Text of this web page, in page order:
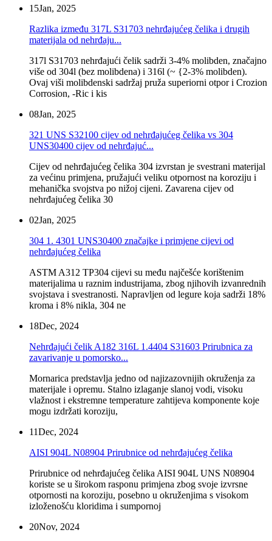
15Jan, 2025
Razlika između 317L S31703 nehrđajućeg čelika i drugih
materijala od nehrđaju...
317l S31703 nehrđajući čelik sadrži 3-4% molibden, značajno
više od 304l (bez molibdena) i 316l (~ {2-3% molibden).
Ovaj viši molibdenski sadržaj pruža superiorni otpor i Crozion
Corrosion, -Ric i kis
08Jan, 2025
321 UNS S32100 cijev od nehrđajućeg čelika vs 304
UNS30400 cijev od nehrđajuć...
Cijev od nehrđajućeg čelika 304 izvrstan je svestrani materijal
za većinu primjena, pružajući veliku otpornost na koroziju i
mehanička svojstva po nižoj cijeni. Zavarena cijev od
nehrđajućeg čelika 30
02Jan, 2025
304 1. 4301 UNS30400 značajke i primjene cijevi od
nehrđajućeg čelika
ASTM A312 TP304 cijevi su među najčešće korištenim
materijalima u raznim industrijama, zbog njihovih izvanrednih
svojstava i svestranosti. Napravljen od legure koja sadrži 18%
kroma i 8% nikla, 304 ne
18Dec, 2024
Nehrđajući čelik A182 316L 1.4404 S31603 Prirubnica za
zavarivanje u pomorsko...
Mornarica predstavlja jedno od najizazovnijih okruženja za
materijale i opremu. Stalno izlaganje slanoj vodi, visoku
vlažnost i ekstremne temperature zahtijeva komponente koje
mogu izdržati koroziju,
11Dec, 2024
AISI 904L N08904 Prirubnice od nehrđajućeg čelika
Prirubnice od nehrđajućeg čelika AISI 904L UNS N08904
koriste se u širokom rasponu primjena zbog svoje izvrsne
otpornosti na koroziju, posebno u okruženjima s visokom
izloženošću kloridima i sumpornoj
20Nov, 2024